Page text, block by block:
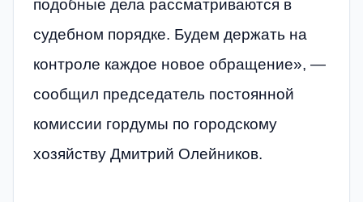
подобные дела рассматриваются в
судебном порядке. Будем держать на
контроле каждое новое обращение», —
сообщил председатель постоянной
комиссии гордумы по городскому
хозяйству Дмитрий Олейников.